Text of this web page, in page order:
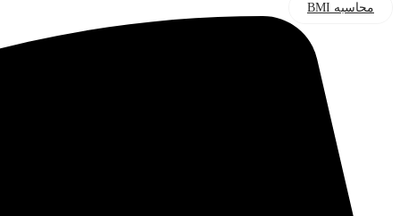
محاسبه BMI